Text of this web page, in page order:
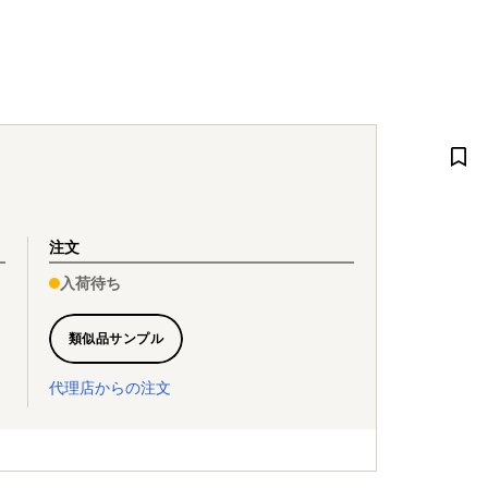
注文
入荷待ち
類似品サンプル
代理店からの注文